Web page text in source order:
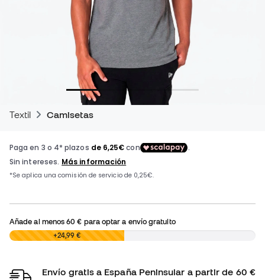
Textil Camisetas
Añade al menos60 € para optar a envío gratuito
0,00 € +24,99 €
Envío gratis a España Peninsular a partir de 60 €